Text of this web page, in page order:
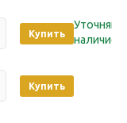
Купить
Купить
наличие